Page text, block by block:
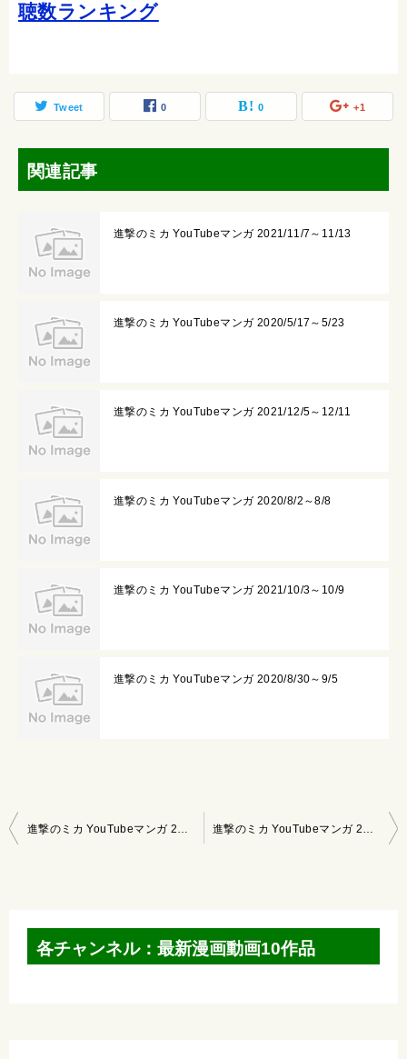
聴数ランキング
Tweet 0 0 +1
関連記事
進撃のミカ YouTubeマンガ 2021/11/7～11/13
進撃のミカ YouTubeマンガ 2020/5/17～5/23
進撃のミカ YouTubeマンガ 2021/12/5～12/11
進撃のミカ YouTubeマンガ 2020/8/2～8/8
進撃のミカ YouTubeマンガ 2021/10/3～10/9
進撃のミカ YouTubeマンガ 2020/8/30～9/5
投
進撃のミカ YouTubeマンガ 2020/11/29～12/5 進撃のミカ YouTubeマンガ 2020/12/13～12/19
各チャンネル：最新漫画動画10作品